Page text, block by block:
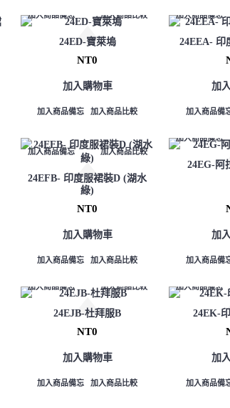
加入商品備忘 加入商品比較
24ED-寶萊塢
NT0
加入購物車
加入商品備忘 加入商品比較
加入商品備忘
24EEA- 印
加
加入商品備
加入商品備忘 加入商品比較
24EFB- 印度服裙裝D (湖水
綠)
NT0
加入購物車
加入商品備忘 加入商品比較
加入商品備忘
24EG-阿
加
加入商品備
加入商品備忘 加入商品比較
24EJB-杜拜服B
NT0
加入購物車
加入商品備忘 加入商品比較
加入商品備忘
24EK-
加
加入商品備